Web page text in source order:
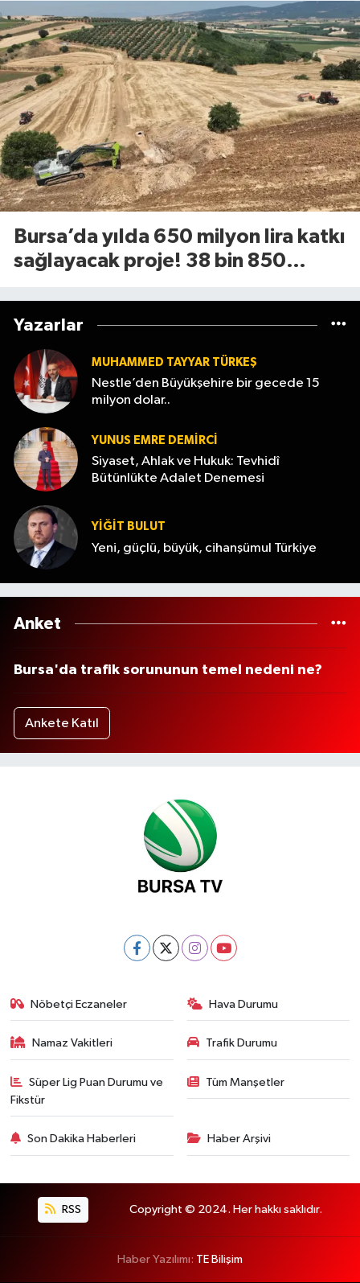
Bursa’da yılda 650 milyon lira katkı
sağlayacak proje! 38 bin 850
Yazarlar
MUHAMMED TAYYAR TÜRKEŞ
Nestle’den Büyükşehire bir gecede 15
milyon dolar..
YUNUS EMRE DEMIRCI
Siyaset, Ahlak ve Hukuk: Tevhidî
Bütünlükte Adalet Denemesi
YİĞİT BULUT
Yeni, güçlü, büyük, cihanşümul Türkiye
Anket
Bursa'da trafik sorununun temel nedeni ne?
Ankete Katıl
Nöbetçi Eczaneler Hava Durumu
Namaz Vakitleri Trafik Durumu
Süper Lig Puan Durumu ve
Fikstür
Tüm Manşetler
Son Dakika Haberleri Haber Arşivi
RSS Copyright © 2024. Her hakkı saklıdır.
Haber Yazılımı: TE Bilişim